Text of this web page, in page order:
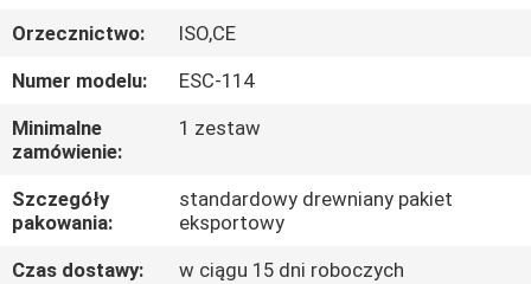
O
NAS
WYCIECZKA
PO
FABRYCE
Orzecznictwo:
ISO,CE
Numer modelu:
ESC-114
Minimalne
zamówienie:
1 zestaw
Szczegóły
pakowania:
standardowy drewniany pakiet
eksportowy
Czas dostawy:
w ciągu 15 dni roboczych